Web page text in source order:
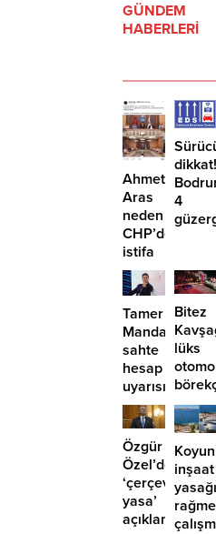
GÜNDEM
HABERLERİ
Ahmet
Aras
neden
CHP’den
istifa
etmiyor?
dikkat!
4
Tamer
sahte
hesap
uyarısı
Bitez
lüks
girdi:
2
Özgür
Özel’den
‘çerçeve
yasa’
açıklaması:
inşaat